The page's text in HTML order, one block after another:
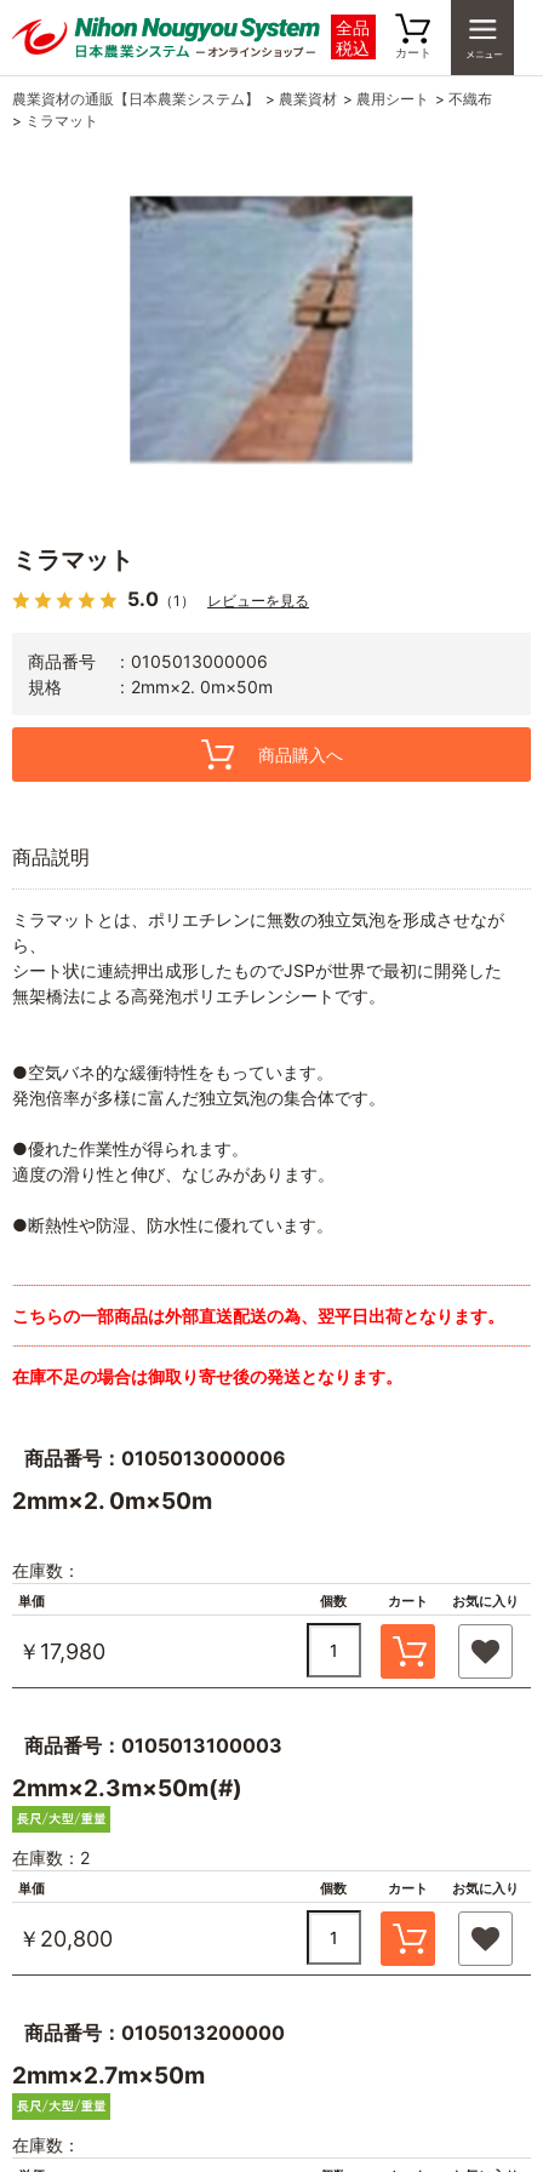
全品
税込
カート
農業資材の通販【日本農業システム】 > 農業資材 > 農用シート > 不織布
> ミラマット
ミラマット
5.0 （1） レビューを見る
商品番号
0105013000006
規格
2mm×2. 0m×50m
商品購入へ
商品説明
ミラマットとは、ポリエチレンに無数の独立気泡を形成させなが
ら、
シート状に連続押出成形したものでJSPが世界で最初に開発した
無架橋法による高発泡ポリエチレンシートです。
●空気バネ的な緩衝特性をもっています。
発泡倍率が多様に富んだ独立気泡の集合体です。
●優れた作業性が得られます。
適度の滑り性と伸び、なじみがあります。
●断熱性や防湿、防水性に優れています。
こちらの一部商品は外部直送配送の為、翌平日出荷となります。
在庫不足の場合は御取り寄せ後の発送となります。
商品番号：0105013000006
2mm×2. 0m×50m
在庫数：
単価 個数 カート お気に入り
￥17,980
商品番号：0105013100003
2mm×2.3m×50m(#)
在庫数：2
単価 個数 カート お気に入り
￥20,800
商品番号：0105013200000
2mm×2.7m×50m
在庫数：